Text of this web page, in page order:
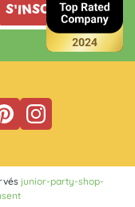
S'INSCRIRE
junior-party-shop-